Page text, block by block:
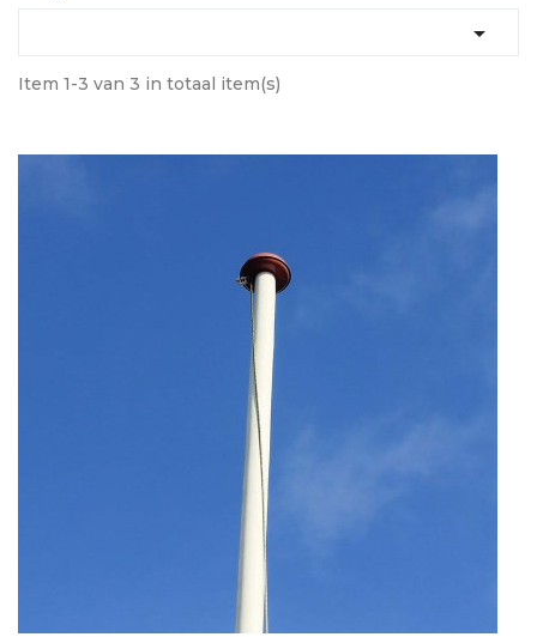

Item 1-3 van 3 in totaal item(s)